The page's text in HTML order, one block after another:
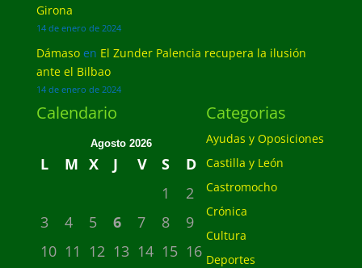
Girona
14 de enero de 2024
Dámasoen El Zunder Palencia recupera la ilusión
ante el Bilbao
14 de enero de 2024
Calendario
Agosto 2026
L M X J V S
D
1
2
3
4 5 6 7 8
9
10 11 12 13 14 15 16
Categorias
Ayudas y Oposiciones
Castilla y León
Castromocho
Crónica
Cultura
Deportes